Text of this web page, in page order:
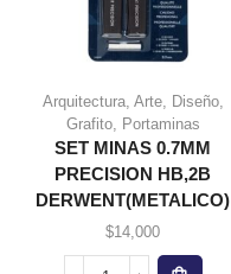
Arquitectura, Arte, Diseño,
Grafito, Portaminas
SET MINAS 0.7MM
PRECISION HB,2B
DERWENT(METALICO)
$14,000